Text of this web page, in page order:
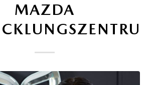
MAZDA